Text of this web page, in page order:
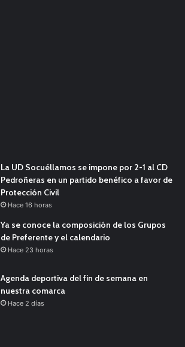
La UD Socuéllamos se impone por 2-1 al CD
Pedroñeras en un partido benéfico a favor de
Protección Civil
Hace 16 horas
Ya se conoce la composición de los Grupos
de Preferente y el calendario
Hace 23 horas
Agenda deportiva del fin de semana en
nuestra comarca
Hace 2 días